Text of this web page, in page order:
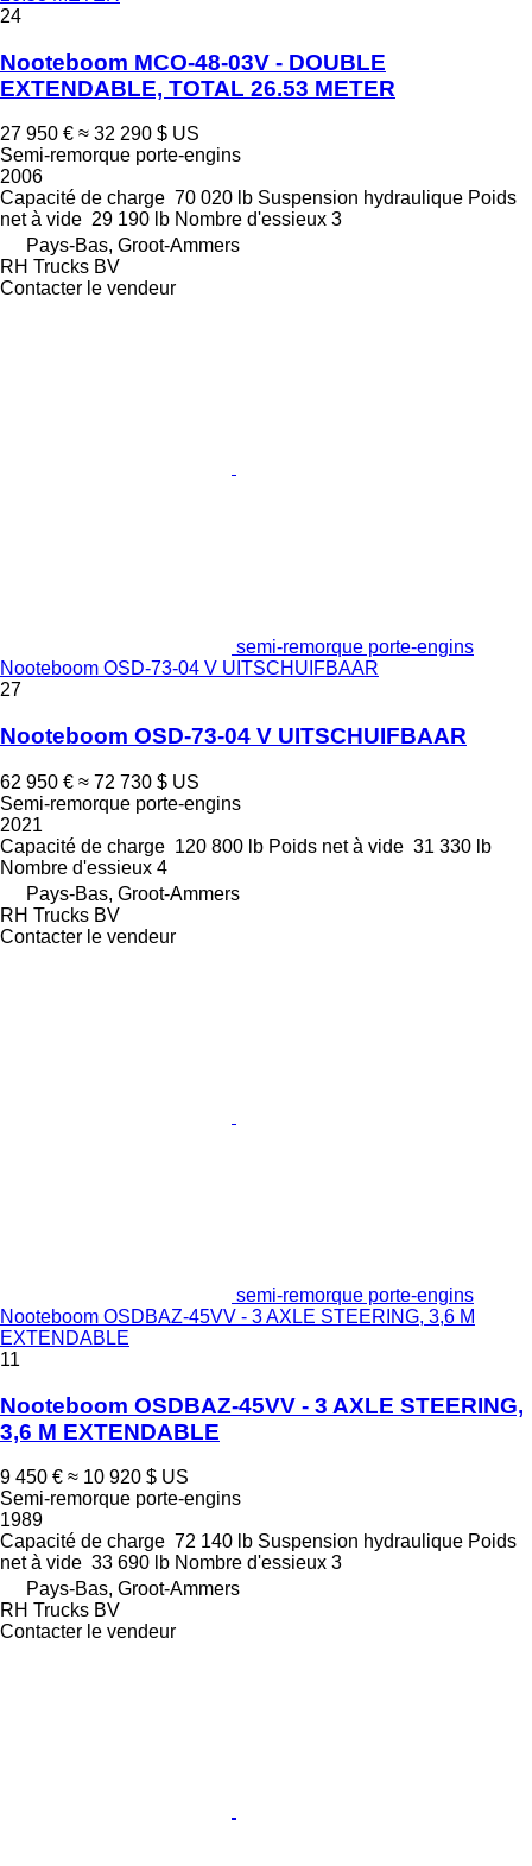
24
Nooteboom MCO-48-03V - DOUBLE
EXTENDABLE, TOTAL 26.53 METER
27 950 € ≈ 32 290 $ US
Semi-remorque porte-engins
2006
Capacité de charge 70 020 lb Suspension hydraulique Poids
net à vide 29 190 lb Nombre d'essieux 3
Pays-Bas, Groot-Ammers
RH Trucks BV
Contacter le vendeur
semi-remorque porte-engins
Nooteboom OSD-73-04 V UITSCHUIFBAAR
27
Nooteboom OSD-73-04 V UITSCHUIFBAAR
62 950 € ≈ 72 730 $ US
Semi-remorque porte-engins
2021
Capacité de charge 120 800 lb Poids net à vide 31 330 lb
Nombre d'essieux 4
Pays-Bas, Groot-Ammers
RH Trucks BV
Contacter le vendeur
semi-remorque porte-engins
Nooteboom OSDBAZ-45VV - 3 AXLE STEERING, 3,6 M
EXTENDABLE
11
Nooteboom OSDBAZ-45VV - 3 AXLE STEERING,
3,6 M EXTENDABLE
9 450 € ≈ 10 920 $ US
Semi-remorque porte-engins
1989
Capacité de charge 72 140 lb Suspension hydraulique Poids
net à vide 33 690 lb Nombre d'essieux 3
Pays-Bas, Groot-Ammers
RH Trucks BV
Contacter le vendeur